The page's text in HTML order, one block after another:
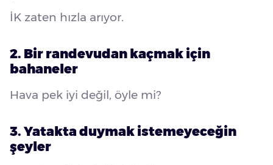
İK zaten hızla arıyor.
2. Bir randevudan kaçmak için
bahaneler
Hava pek iyi değil, öyle mi?
3. Yatakta duymak istemeyeceğin
şeyler